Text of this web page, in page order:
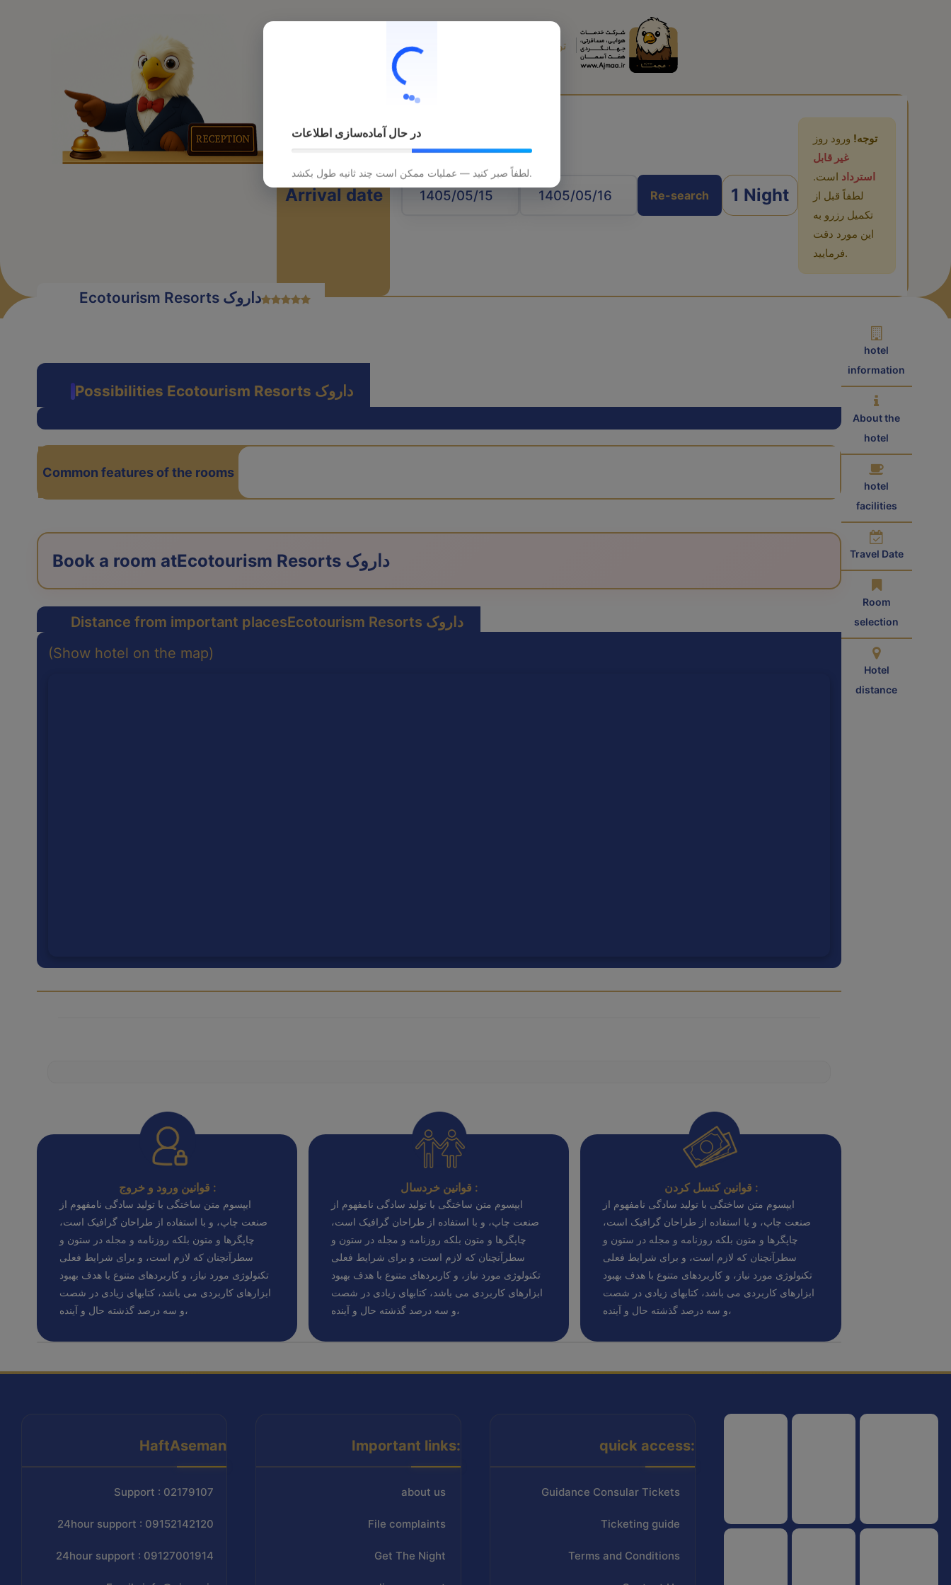
تورهای داخلی تورهای خارجی
Arrival date Re-search 1 Night
توجه! ورود روز
غیر قابل
استرداد است.
لطفاً قبل از
تکمیل رزرو به
این مورد دقت
فرمایید.
در حال آماده‌سازی اطلاعات
لطفاً صبر کنید — عملیات ممکن است چند ثانیه طول بکشد.
Ecotourism Resorts داروک
hotel
information
About the
hotel
hotel
facilities
Travel Date
Room
selection
Hotel
distance
Possibilities Ecotourism Resorts داروک
Common features of the rooms
Book a room at Ecotourism Resorts داروک
Distance from important places
Ecotourism Resorts داروک
(Show hotel on the map)
قوانین ورود و خروج :
ایپسوم متن ساختگی با تولید سادگی نامفهوم از
صنعت چاپ، و با استفاده از طراحان گرافیک است،
چاپگرها و متون بلکه روزنامه و مجله در ستون و
سطرآنچنان که لازم است، و برای شرایط فعلی
تکنولوژی مورد نیاز، و کاربردهای متنوع با هدف بهبود
ابزارهای کاربردی می باشد، کتابهای زیادی در شصت
و سه درصد گذشته حال و آینده،
قوانین خردسال :
ایپسوم متن ساختگی با تولید سادگی نامفهوم از
صنعت چاپ، و با استفاده از طراحان گرافیک است،
چاپگرها و متون بلکه روزنامه و مجله در ستون و
سطرآنچنان که لازم است، و برای شرایط فعلی
تکنولوژی مورد نیاز، و کاربردهای متنوع با هدف بهبود
ابزارهای کاربردی می باشد، کتابهای زیادی در شصت
و سه درصد گذشته حال و آینده،
قوانین کنسل کردن :
ایپسوم متن ساختگی با تولید سادگی نامفهوم از
صنعت چاپ، و با استفاده از طراحان گرافیک است،
چاپگرها و متون بلکه روزنامه و مجله در ستون و
سطرآنچنان که لازم است، و برای شرایط فعلی
تکنولوژی مورد نیاز، و کاربردهای متنوع با هدف بهبود
ابزارهای کاربردی می باشد، کتابهای زیادی در شصت
و سه درصد گذشته حال و آینده،
HaftAseman
Support : 02179107
24hour support : 09152142120
24hour support : 09127001914
Important links:
about us
File complaints
Get The Night
quick access:
Guidance Consular Tickets
Ticketing guide
Terms and Conditions